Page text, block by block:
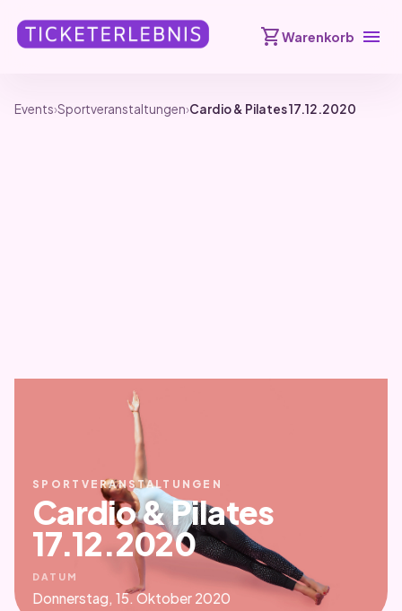
shopping_cartWarenkorb menu
Events›Sportveranstaltungen›Cardio & Pilates 17.12.2020
SPORTVERANSTALTUNGEN
Cardio & Pilates
17.12.2020
DATUM
Donnerstag, 15. Oktober 2020